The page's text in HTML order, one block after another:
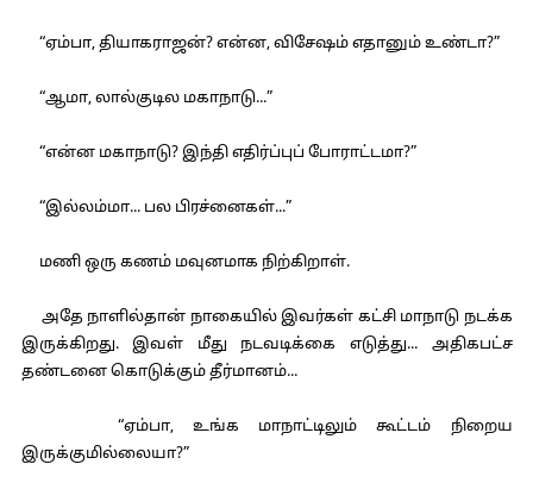
“ஏம்பா, தியாகராஜன்? என்ன, விசேஷம் எதானும் உண்டா?”
“ஆமா, லால்குடில மகாநாடு...”
“என்ன மகாநாடு? இந்தி எதிர்ப்புப் போராட்டமா?”
“இல்லம்மா... பல பிரச்னைகள்...”
மணி ஒரு கணம் மவுனமாக நிற்கிறாள்.
அதே நாளில்தான் நாகையில் இவர்கள் கட்சி மாநாடு நடக்க
இருக்கிறது. இவள் மீது நடவடிக்கை எடுத்து... அதிகபட்ச
தண்டனை கொடுக்கும் தீர்மானம்...
“ஏம்பா, உங்க மாநாட்டிலும் கூட்டம் நிறைய
இருக்குமில்லையா?”